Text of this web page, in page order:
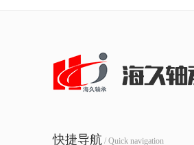
快捷导航 / Quick navigation